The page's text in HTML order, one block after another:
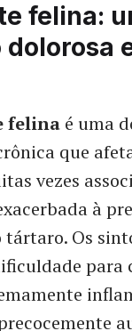
felina:
dolorosa
felinaé uma
que
vezes
à
Os
para